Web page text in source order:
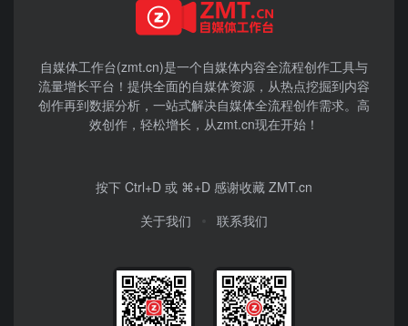
自媒体工作台(zmt.cn)是一个自媒体内容全流程创作工具与
流量增长平台！提供全面的自媒体资源，从热点挖掘到内容
创作再到数据分析，一站式解决自媒体全流程创作需求。高
效创作，轻松增长，从zmt.cn现在开始！
按下 Ctrl+D 或 ⌘+D 感谢收藏 ZMT.cn
关于我们
联系我们